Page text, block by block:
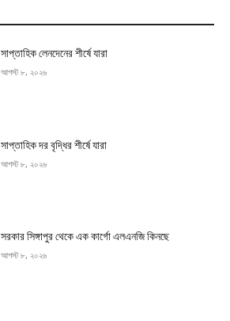
সাপ্তাহিক লেনদেনের শীর্ষে যারা
আগস্ট ৮, ২০২৬
সাপ্তাহিক দর বৃদ্ধির শীর্ষে যারা
আগস্ট ৮, ২০২৬
সরকার সিঙ্গাপুর থেকে এক কার্গো এলএনজি কিনছে
আগস্ট ৮, ২০২৬